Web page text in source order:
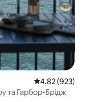
Середня
4,82 (923)
та Гарбор-Брідж